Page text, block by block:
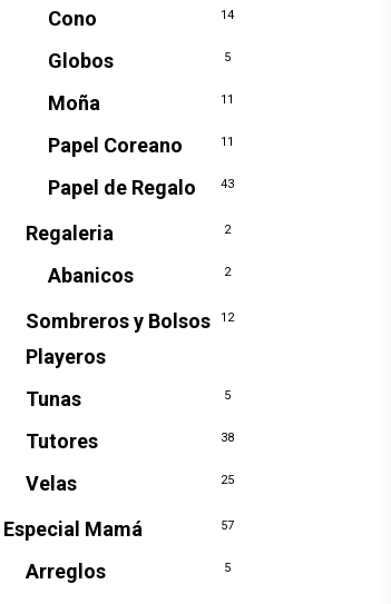
Cono 14
Globos 5
Moña 11
Papel Coreano 11
Papel de Regalo 43
Regaleria 2
Abanicos 2
Sombreros y Bolsos
Playeros
12
Tunas 5
Tutores 38
Velas 25
Especial Mamá 57
Arreglos 5